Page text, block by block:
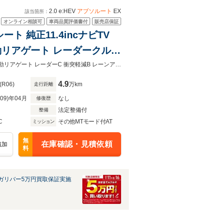
該当箇所： 2.0 e:HEV アブソルート EX
オンライン相談可 車両品質評価書付 販売店保証
ート 純正11.4incナビTV
アゲート レーダークルコ
充電 前後ドライブレコー黒本革シート 純正11.4incナビTV 360カメラ パワーシート/ヒーター/エアコン 電動リアゲート レーダーC 衝突軽減B レーンアシスト BSM 置き型充電 前後ドライブレコーダー ETC
(R06) 走行距離 4.9万km
年04月 修復歴 なし
整備
法定整備付
ミッション その他MTモード付AT
無
料
在庫確認・見積依頼
リバー5万円買取保証実施